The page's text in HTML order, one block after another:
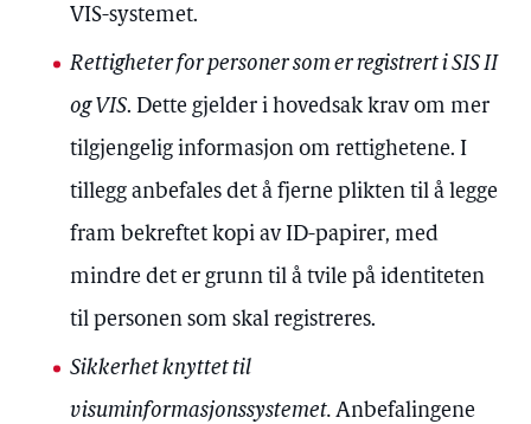
VIS-systemet.
Rettigheter for personer som er registrert i SIS II
og VIS. Dette gjelder i hovedsak krav om mer
tilgjengelig informasjon om rettighetene. I
tillegg anbefales det å fjerne plikten til å legge
fram bekreftet kopi av ID-papirer, med
mindre det er grunn til å tvile på identiteten
til personen som skal registreres.
Sikkerhet knyttet til
visuminformasjonssystemet.Anbefalingene